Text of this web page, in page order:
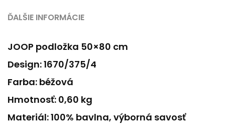
ĎALŠIE INFORMÁCIE
JOOP podložka 50×80 cm
Design: 1670/375/4
Farba: béžová
Hmotnosť: 0,60 kg
Materiál: 100% bavlna, výborná savosť